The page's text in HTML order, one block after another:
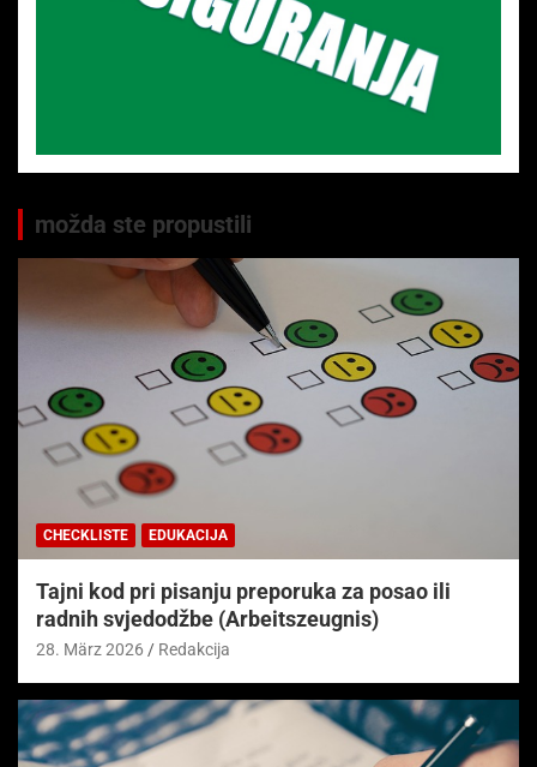
možda ste propustili
CHECKLISTE EDUKACIJA
Tajni kod pri pisanju preporuka za posao ili
radnih svjedodžbe (Arbeitszeugnis)
28. März 2026 Redakcija